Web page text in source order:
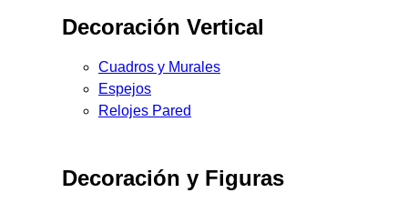
Decoración Vertical
Cuadros y Murales
Espejos
Relojes Pared
Decoración y Figuras